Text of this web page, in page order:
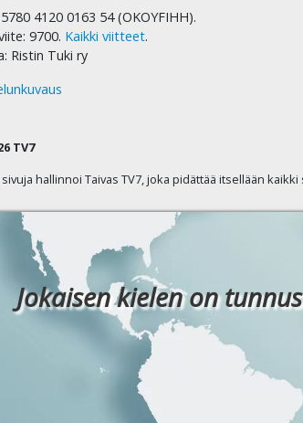
4120 0163 54 (OKOYFIHH).
9700. Kaikki viitteet.
Ristin Tuki ry
TV7
sivuja hallinnoi Taivas TV7, joka pidättää itsellään
Jokaisen kielen on